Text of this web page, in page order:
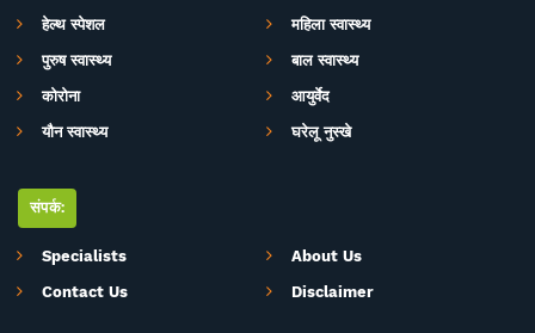
चिकित्सकों की एक बेहतर टीम विभिन्न बीमारियों और उनके इलाज, विशेषज्ञों की राय, नवीन
जागरूकता के ​मिशन के साथ आपसे जुड़ रही है. जिसका मकसद सिर्फ और सिर्फ आपको
स्वास्थ्य सूचना और जानकारी प्रदान करना है. उम्मीद ही नहीं पूरा भरोसा है आप पूरी
सावधानी के साथ स्वास्थ्य से जुड़ी जानकारियां द इंडिया हेल्थ के मार्फत प्राप्त करेंगेे और
बिना चिकित्सकीय सलाह या हेल्थ एक्सपर्ट के परामर्श के इनका अनुसरण करने से भी बचेंगे.
हेल्थ स्पेशल
महिला स्वास्थ्य
पुरुष स्वास्थ्य
बाल स्वास्थ्य
कोरोना
आयुर्वेद
यौन स्वास्थ्य
घरेलू नुस्खे
संपर्क:
Specialists
About Us
Contact Us
Disclaimer